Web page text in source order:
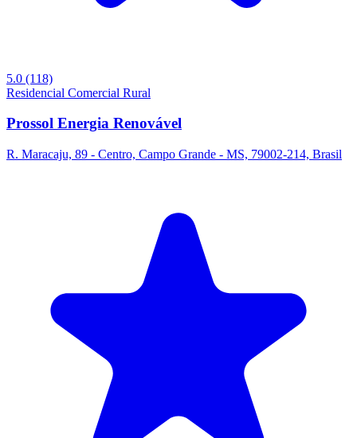
5.0 (118)
Residencial Comercial Rural
Prossol Energia Renovável
R. Maracaju, 89 - Centro, Campo Grande - MS, 79002-214, Brasil